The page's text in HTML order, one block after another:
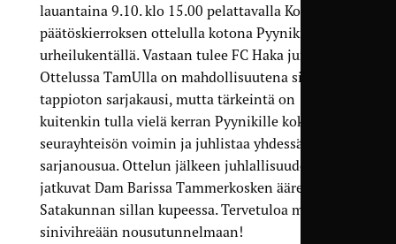
lauantaina 9.10. klo 15.00 pelattavalla Kolmosen
päätöskierroksen ottelulla kotona Pyynikin
urheilukentällä. Vastaan tulee FC Haka juniorit.
Ottelussa TamUlla on mahdollisuutena sinetöidä
tappioton sarjakausi, mutta tärkeintä on
kuitenkin tulla vielä kerran Pyynikille koko
seurayhteisön voimin ja juhlistaa yhdessä
sarjanousua. Ottelun jälkeen juhlallisuudet
jatkuvat Dam Barissa Tammerkosken äärellä
Satakunnan sillan kupeessa. Tervetuloa mukaan
sinivihreään nousutunnelmaan!